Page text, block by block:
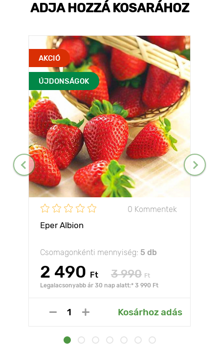
ADJA HOZZÁ KOSARÁHOZ
AKCIÓ
ÚJDONSÁGOK
0 Kommentek
Eper Albion
Csomagonkénti mennyiség: 5 db
2 490 Ft 3 990 Ft
Legalacsonyabb ár 30 nap alatt:* 3 990 Ft
Kosárhoz adás